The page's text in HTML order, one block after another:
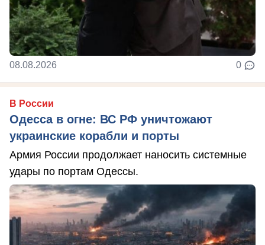
08.08.2026 0
В России
Одесса в огне: ВС РФ уничтожают
украинские корабли и порты
Армия России продолжает наносить системные
удары по портам Одессы.